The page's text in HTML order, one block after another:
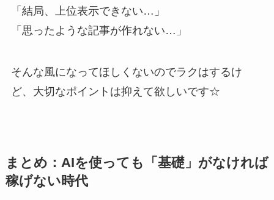
「結局、上位表示できない…」
「思ったような記事が作れない…」
そんな風になってほしくないのでラクはするけ
ど、大切なポイントは抑えて欲しいです☆
まとめ：AIを使っても「基礎」がなければ
稼げない時代